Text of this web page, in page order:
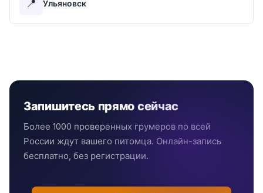
📍 Ульяновск
Запишитесь прямо сейчас
Более 1000 проверенных грумеров по всей
России ждут вашего питомца. Онлайн-запись
бесплатно, без регистрации.